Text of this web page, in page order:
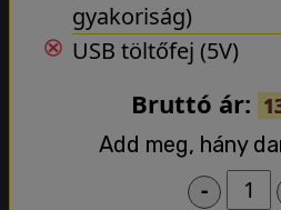
gyakoriság)
USB töltőfej (5V)
Bruttó ár:
Add meg, hány
-